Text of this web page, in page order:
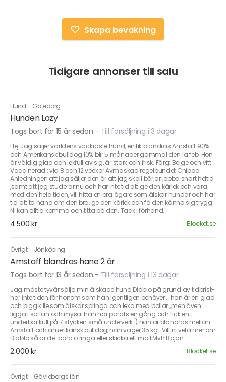
Skapa bevakning
Tidigare annonser till salu
Hund · Göteborg
Hunden Lazy
Togs bort för 15 år sedan - Till försäljning i 3 dagar
Hej Jag säljer världens vackraste hund, en tik blandras Amstaff 90%
och Amerikansk bulldog 10% blir 5 månader gammal den 1a feb. Hon
är väldig glad och lekfull av sig, är stark och frisk. Färg: Beige och vitt
Vaccinerad : vid 8 och 12 veckor Avmaskad regelbundet Chipad
Anledningen att jag säljer den är att jag skall börjar jobba snart heltid
,samt att jag studerar nu och har inte tid att ge den kärlek och vara
med den hela tiden, vill hitta en bra ägare som älskar hundar och har
tid att ta hand om den bra, ge den kärlek och få den känna sig trygg.
Ni kan alltid komma och titta på den. Tack i förhand.
4 500 kr Blocket.se
Övrigt · Jönköping
Amstaff blandras hane 2 år
Togs bort för 13 år sedan - Till försäljning i 13 dagar
Jag måste tyvär sälja min älskade hund Diablo på grund av tidbrist-
har inte tiden för honom som han igentligen behöver .. han är en glad
och pigg kille som älskar springa och leka med bollar ,,men även
ligga i soffan och mysa .han har parats en gång och fick en
underbar kull på 7 stycken små underverk :) han är blandras mellan
Amstaff och amerikansk bulldog, han väger 35 kg.. Vill ni veta mer om
Diablo så är det bara o ringa eller skicka ett mail Mvh Bojan
2 000 kr Blocket.se
Övrigt · Gävleborgs län